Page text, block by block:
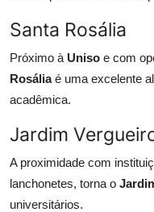
Santa Rosália
Próximo à Uniso e com
Rosáliaé uma excelente
acadêmica.
Jardim
A proximidade com
lanchonetes, torna o
universitários.